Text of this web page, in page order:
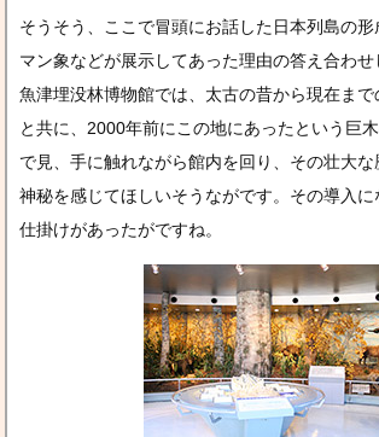
そうそう、ここで冒頭にお話した日本列島の形
マン象などが展示してあった理由の答え合わせ
魚津埋没林博物館では、太古の昔から現在ま
と共に、2000年前にこの地にあったという巨
で見、手に触れながら館内を回り、その壮大な
神秘を感じてほしいそうながです。その導入
仕掛けがあったがですね。